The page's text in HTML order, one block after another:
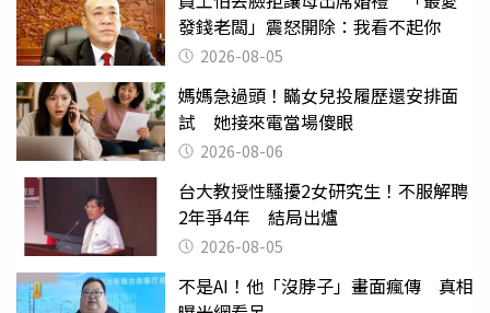
發錢老闆」震怒開除：我看不起你
2026-08-05
媽媽急過頭！瞞女兒投履歷還安排面
試 她接來電當場傻眼
2026-08-06
台大教授性騷擾2女研究生！不服解聘
2年爭4年 結局出爐
2026-08-05
不是AI！他「沒脖子」畫面瘋傳 真相